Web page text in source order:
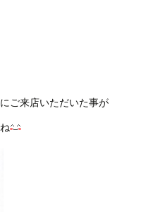
ご来店いただいた事が